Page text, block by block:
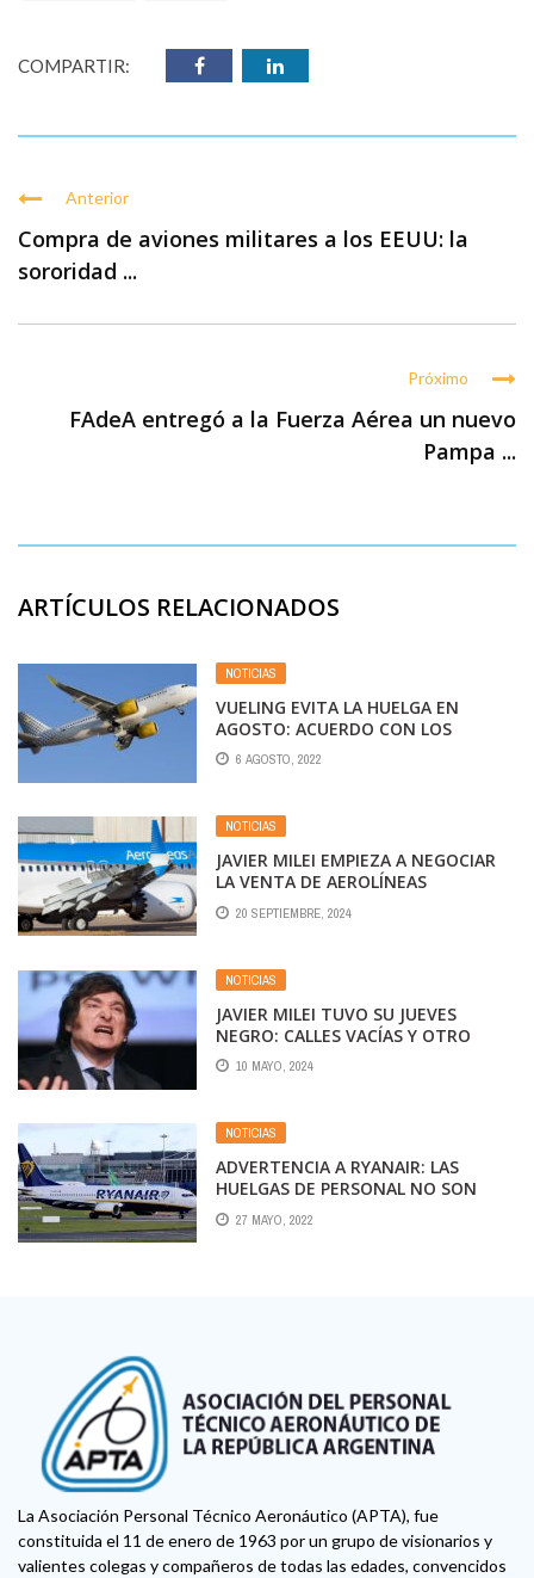
COMPARTIR:
Anterior
Compra de aviones militares a los EEUU: la
sororidad ...
Próximo
FAdeA entregó a la Fuerza Aérea un nuevo
Pampa ...
ARTÍCULOS RELACIONADOS
NOTICIAS
VUELING EVITA LA HUELGA EN
AGOSTO: ACUERDO CON LOS
SINDICATOS
6 AGOSTO, 2022
NOTICIAS
JAVIER MILEI EMPIEZA A NEGOCIAR
LA VENTA DE AEROLÍNEAS
ARGENTINAS
20 SEPTIEMBRE, 2024
NOTICIAS
JAVIER MILEI TUVO SU JUEVES
NEGRO: CALLES VACÍAS Y OTRO
REVÉS EN EL CONGRESO
10 MAYO, 2024
NOTICIAS
ADVERTENCIA A RYANAIR: LAS
HUELGAS DE PERSONAL NO SON
CAUSA DE FUERZA MAYOR
27 MAYO, 2022
La Asociación Personal Técnico Aeronáutico (APTA), fue
constituida el 11 de enero de 1963 por un grupo de visionarios y
valientes colegas y compañeros de todas las edades, convencidos